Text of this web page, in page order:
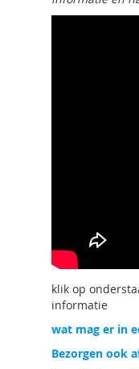
klik op
informatie
wat mag er in
Bezorgen ook